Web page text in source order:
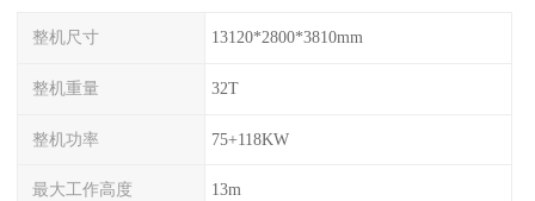
整机尺寸 13120*2800*3810mm
整机重量 32T
整机功率 75+118KW
最大工作高度 13m